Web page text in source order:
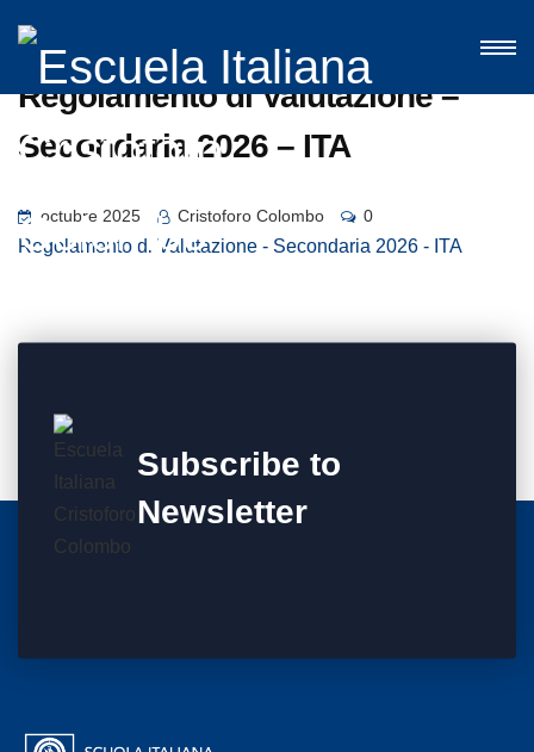
Regolamento di Valutazione –
Secondaria 2026 – ITA
octubre 2025 Cristoforo Colombo 0
Regolamento di Valutazione - Secondaria 2026 - ITA
Subscribe to
Newsletter